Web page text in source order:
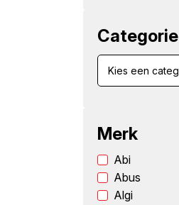
Categorie
Merk
Abi
Abus
Algi